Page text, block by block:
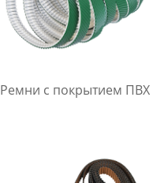
Ремни с покрытием ПВХ